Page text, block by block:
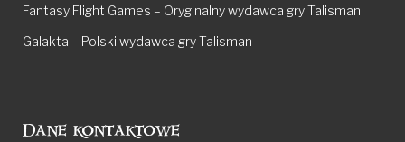
Fantasy Flight Games – Oryginalny wydawca gry Talisman
Galakta – Polski wydawca gry Talisman
Dane kontaktowe